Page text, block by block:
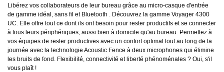
Libérez vos collaborateurs de leur bureau grâce au micro-casque d'entrée
de gamme idéal, sans fil et Bluetooth . Découvrez la gamme Voyager 4300
UC. Elle offre tout ce dont ils ont besoin pour rester productifs et se connecter
à tous leurs périphériques, aussi bien à domicile qu'au bureau. Permettez à
vos équipes de rester productives avec un confort optimal tout au long de la
journée avec la technologie Acoustic Fence à deux microphones qui élimine
les bruits de fond. Flexibilité, connectivité et liberté phénoménales ? Oui, s'il
vous plaît !